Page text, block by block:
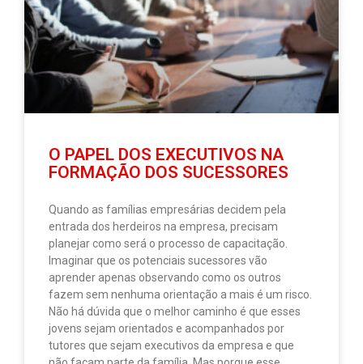
O PAPEL DOS EXECUTIVOS NA
FORMAÇÃO DOS SUCESSORES
Quando as famílias empresárias decidem pela
entrada dos herdeiros na empresa, precisam
planejar como será o processo de capacitação.
Imaginar que os potenciais sucessores vão
aprender apenas observando como os outros
fazem sem nenhuma orientação a mais é um risco.
Não há dúvida que o melhor caminho é que esses
jovens sejam orientados e acompanhados por
tutores que sejam executivos da empresa e que